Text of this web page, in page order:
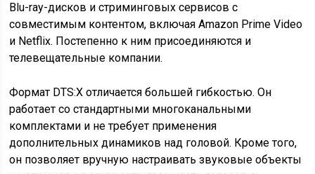
Blu-ray-дисков и стриминговых сервисов с
совместимым контентом, включая Amazon Prime Video
и Netflix. Постепенно к ним присоединяются и
телевещательные компании.
Формат DTS:X отличается большей гибкостью. Он
работает со стандартными многоканальными
комплектами и не требует применения
дополнительных динамиков над головой. Кроме того,
он позволяет вручную настраивать звуковые объекты